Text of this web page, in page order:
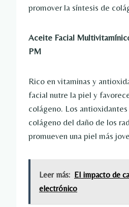
promover la síntesis de
Aceite Facial
PM
Rico en vitaminas y
facial nutre la piel y
colágeno. Los
colágeno del daño de los
promueven una piel más
Leer más: El impacto de
electrónico